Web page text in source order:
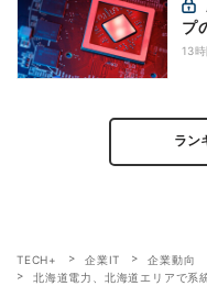
プ
13
ラン
TECH+ 企業IT
企業動向
北海道電力、北海道エリアで系